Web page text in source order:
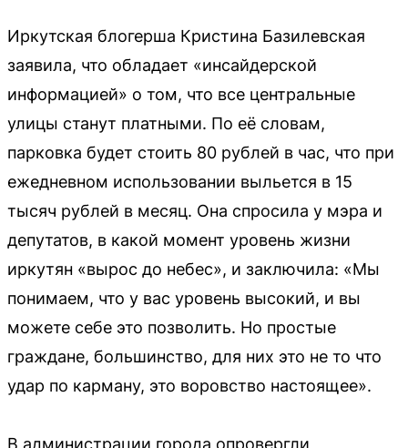
Иркутская блогерша Кристина Базилевская
заявила, что обладает «инсайдерской
информацией» о том, что все центральные
улицы станут платными. По её словам,
парковка будет стоить 80 рублей в час, что при
ежедневном использовании выльется в 15
тысяч рублей в месяц. Она спросила у мэра и
депутатов, в какой момент уровень жизни
иркутян «вырос до небес», и заключила: «Мы
понимаем, что у вас уровень высокий, и вы
можете себе это позволить. Но простые
граждане, большинство, для них это не то что
удар по карману, это воровство настоящее».
В администрации города опровергли